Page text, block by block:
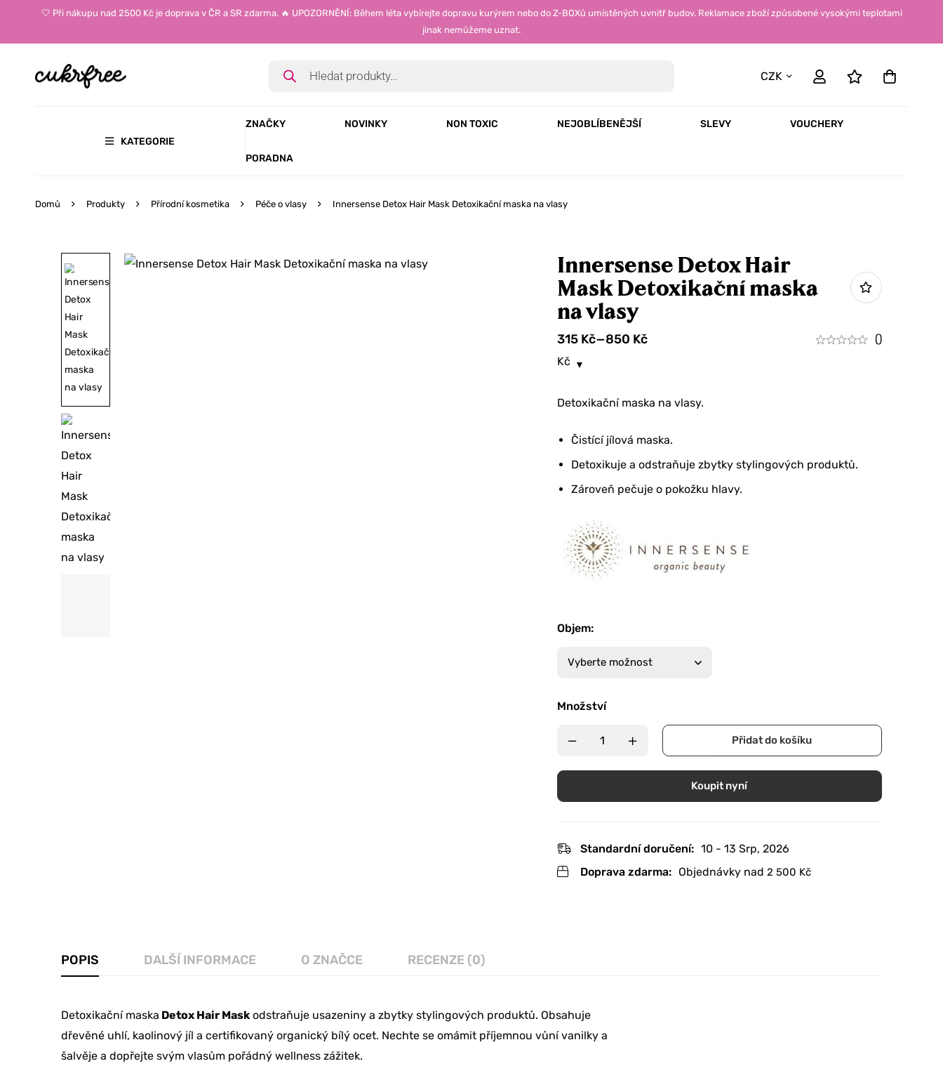
🤍 Při nákupu nad 2500 Kč je doprava v ČR a SR zdarma. 🔥 UPOZORNĚNÍ: Během léta vybírejte dopravu kurýrem nebo do Z-BOXů umístěných uvnitř budov. Reklamace zboží způsobené vysokými teplotami
jinak nemůžeme uznat.
CZK
KATEGORIE
ZNAČKY NOVINKY NON TOXIC NEJOBLÍBENĚJŠÍ SLEVY VOUCHERY
PORADNA
Domů Produkty Přírodní kosmetika Péče o vlasy Innersense Detox Hair Mask Detoxikační maska na vlasy
Innersense Detox Hair
Mask Detoxikační maska
na vlasy
315 Kč–850 Kč
()
Kč
Detoxikační maska na vlasy.
Čistící jílová maska.
Detoxikuje a odstraňuje zbytky stylingových produktů.
Zároveň pečuje o pokožku hlavy.
Objem:
Množství
Přidat do košíku
Koupit nyní
Standardní doručení: 10 - 13 Srp, 2026
Doprava zdarma: Objednávky nad 2 500 Kč
POPIS DALŠÍ INFORMACE O ZNAČCE RECENZE (0)
Detoxikační maska Detox Hair Maskodstraňuje usazeniny a zbytky stylingových produktů. Obsahuje
dřevěné uhlí, kaolinový jíl a certifikovaný organický bílý ocet. Nechte se omámit příjemnou vůní vanilky a
šalvěje a dopřejte svým vlasům pořádný wellness zážitek.